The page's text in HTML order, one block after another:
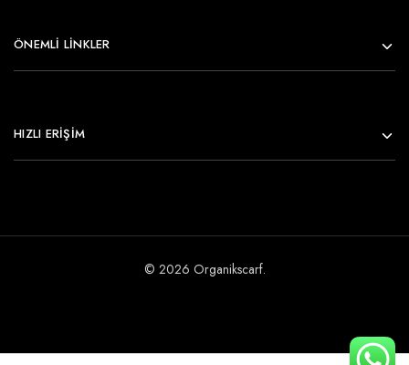
ÖNEMLI LINKLER
HIZLI ERİŞİM
© 2026 Organikscarf.